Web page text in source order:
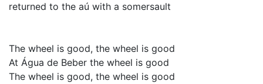
returned to the aú with a somersault
The wheel is good, the wheel is good
At Água de Beber the wheel is good
The wheel is good, the wheel is good